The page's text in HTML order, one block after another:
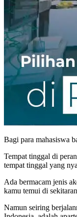
Bagi para mahasiswa
Tempat tinggal di
tempat tinggal yang
Ada bermacam jenis
kamu temui di
Namun seiring